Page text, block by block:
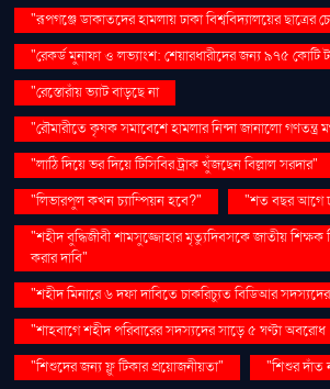
"রূপগঞ্জে ডাকাতদের হামলায় ঢাকা বিশ্ববিদ্যালয়ের
"রেকর্ড মুনাফা ও লভ্যাংশ: শেয়ারধারীদের জন্য ৯৭৫ কোটি
"রেস্তোরাঁয় ভ্যাট বাড়ছে না
"রৌমারীতে কৃষক সমাবেশে হামলার নিন্দা জানালো গণতন্ত্র
"লাঠি দিয়ে ভর দিয়ে টিসিবির ট্রাক খুঁজছেন বিল্লাল সরদার"
"লিভারপুল কখন চ্যাম্পিয়ন হবে?"
"শত বছর আগে
"শহীদ বুদ্ধিজীবী শামসুজ্জোহার মৃত্যুদিবসকে জাতীয় শিক্ষক
করার দাবি"
"শহীদ মিনারে ৬ দফা দাবিতে চাকরিচ্যুত বিডিআর সদস্যদের
"শাহবাগে শহীদ পরিবারের সদস্যদের সাড়ে ৫ ঘণ্টা অবরোধ
"শিশুদের জন্য ফ্লু টিকার প্রয়োজনীয়তা"
"শিশুর দাঁত